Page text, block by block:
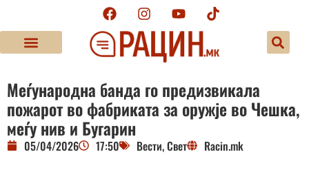
Меѓународна банда го предизвикала
пожарот во фабриката за оружје во Чешка,
меѓу нив и Бугарин
05/04/2026 17:50 Вести,Свет Racin.mk